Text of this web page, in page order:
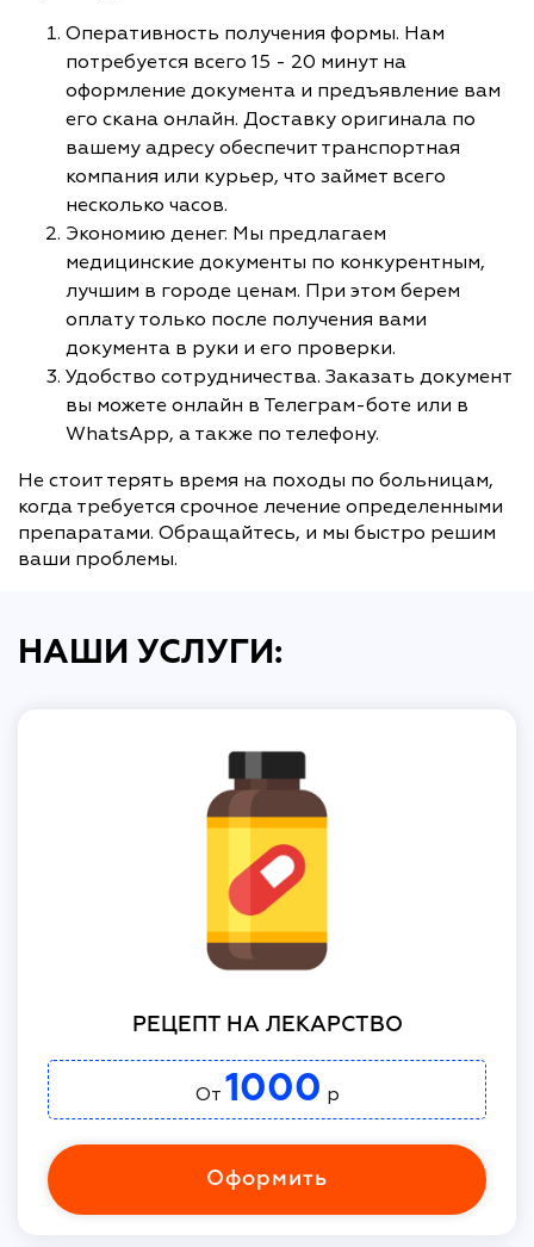
Оперативность получения формы. Нам
потребуется всего 15 - 20 минут на
оформление документа и предъявление вам
его скана онлайн. Доставку оригинала по
вашему адресу обеспечит транспортная
компания или курьер, что займет всего
несколько часов.
Экономию денег. Мы предлагаем
медицинские документы по конкурентным,
лучшим в городе ценам. При этом берем
оплату только после получения вами
документа в руки и его проверки.
Удобство сотрудничества. Заказать документ
вы можете онлайн в Телеграм-боте или в
WhatsApp, а также по телефону.
Не стоит терять время на походы по больницам,
когда требуется срочное лечение определенными
препаратами. Обращайтесь, и мы быстро решим
ваши проблемы.
НАШИ УСЛУГИ:
РЕЦЕПТ НА ЛЕКАРСТВО
От 1000 р
Оформить